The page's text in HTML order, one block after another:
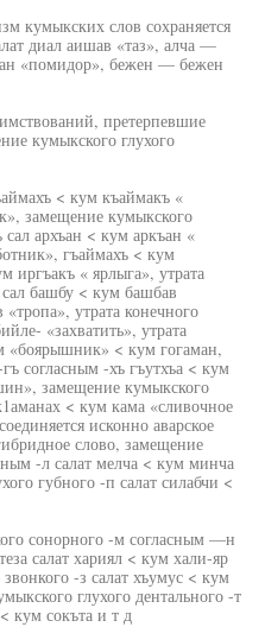
кумыкских слов сохраняется
диал аишав «таз», алча —
«помидор», бежен — бежен
претерпевшие
кумыкского глухого
< кум къаймакъ «
замещение кумыкского
сал архъан < кум аркъан «
гъаймахъ < кум
иргъакъ « ярлыга», утрата
сал башбу < кум башбав
утрата конечного
«захватить», утрата
«боярышник» < кум гогаман,
согласным -хъ гъутхъа < кум
замещение кумыкского
< кум кама «сливочное
исконно аварское
слово, замещение
-л салат мелча < кум минча
губного -п салат силабчи <
сонорного -м согласным —н
салат хариял < кум хали-яр
-з салат хъумус < кум
глухого дентального -т
кум сокъта и т д